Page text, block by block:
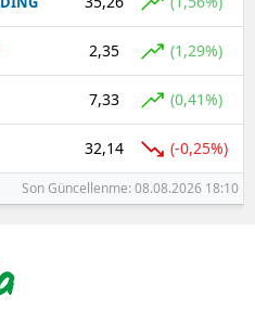
2,35 (1,29%)
7,33 (0,41%)
32,14 (-0,25%)
Son Güncellenme: 08.08.2026 18:10